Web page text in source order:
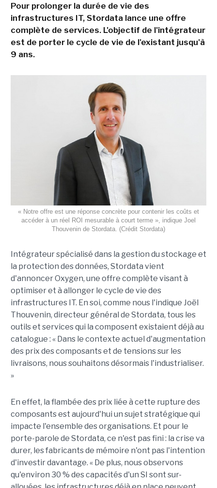
Pour prolonger la durée de vie des
infrastructures IT, Stordata lance une offre
complète de services. L'objectif de l'intégrateur
est de porter le cycle de vie de l'existant jusqu'à
9 ans.
« Notre offre est une réponse concrète pour contenir les coûts et
accéder à un réel ROI mesurable à court terme », indique Joel
Thouvenin de Stordata. (Crédit Stordata)
Intégrateur spécialisé dans la gestion du stockage et
la protection des données, Stordata vient
d'annoncer Oxygen, une offre complète visant à
optimiser et à allonger le cycle de vie des
infrastructures IT. En soi, comme nous l'indique Joël
Thouvenin, directeur général de Stordata, tous les
outils et services qui la composent existaient déjà au
catalogue : « Dans le contexte actuel d'augmentation
des prix des composants et de tensions sur les
livraisons, nous souhaitons désormais l'industrialiser.
»
En effet, la flambée des prix liée à cette rupture des
composants est aujourd'hui un sujet stratégique qui
impacte l'ensemble des organisations. Et pour le
porte-parole de Stordata, ce n'est pas fini : la crise va
durer, les fabricants de mémoire n'ont pas l'intention
d'investir davantage. « De plus, nous observons
qu'environ 30 % des capacités d'un SI sont sur-